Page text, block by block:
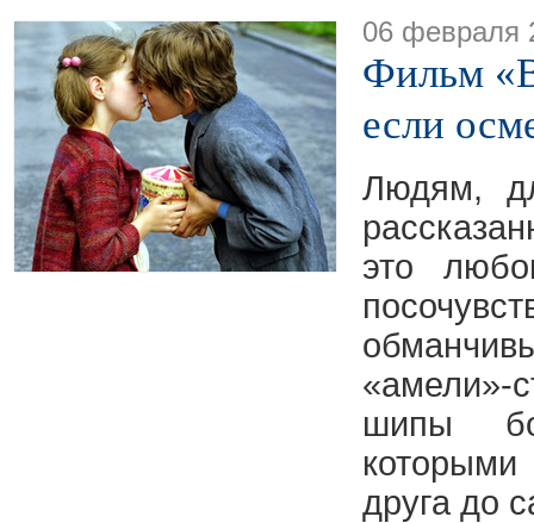
06 февраля
Фильм
если
Людям,
это
шипы
друга до